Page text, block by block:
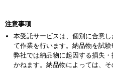
注意事項
本受託サービスは、個別に合意
て作業を行います。納品物を試
弊社では納品物に起因する損失
かねます。納品物によっては、